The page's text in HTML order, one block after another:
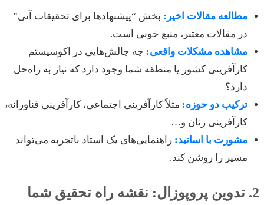
مطالعه مقالات اخیر: بخش “پیشنهادها برای تحقیقات آتی”
در مقالات معتبر، منبع خوبی است.
مشاهده مشکلات واقعی: چه چالش‌هایی در اکوسیستم
کارآفرینی کشور یا منطقه شما وجود دارد که نیاز به راه‌حل
دارد؟
ترکیب دو حوزه: مثلاً کارآفرینی اجتماعی، کارآفرینی فناورانه،
کارآفرینی زنان و…
مشورت با اساتید: راهنمایی‌های یک استاد باتجربه می‌تواند
مسیر را روشن کند.
2. تدوین پروپوزال: نقشه راه تحقیق شما